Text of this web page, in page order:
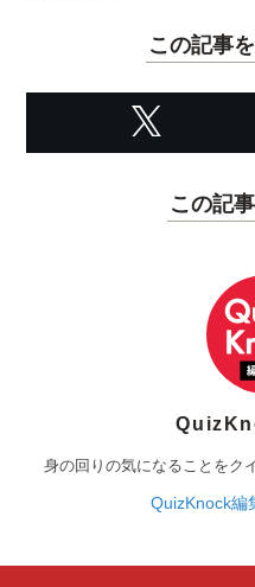
この記事
この記
身の回りの気になることをク
QuizKnock編